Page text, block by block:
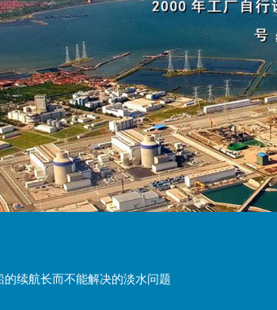
续航长而不能解决的淡水问题